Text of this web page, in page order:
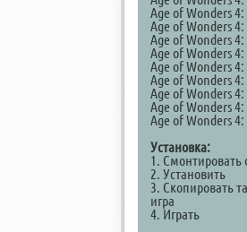
Age of Wonders
Age of Wonders 4:
Age of Wonders
Age of Wonders
Age of Wonders 4:
Age of Wonders
Age of Wonders
Age of Wonders
Age of Wonders
Установка:
1. Смонтировать
2. Установить
3. Скопировать
игра
4. Играть